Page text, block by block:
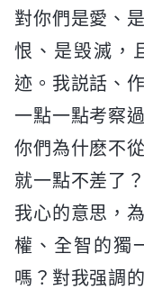
對你們是愛、
恨、是毁滅，
迹。我説話、
一點一點考察
你們為什麽不
就一點不差了
我心的意思，
權、全智的獨
嗎？對我强調